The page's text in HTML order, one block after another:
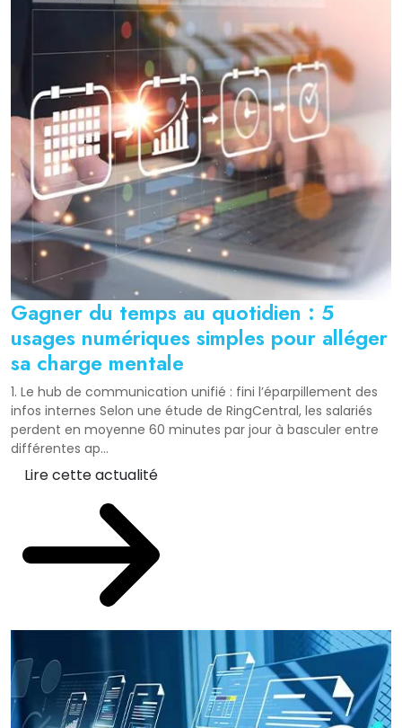
Gagner du temps au quotidien : 5
usages numériques simples pour alléger
sa charge mentale
1. Le hub de communication unifié : fini l’éparpillement des
infos internes Selon une étude de RingCentral, les salariés
perdent en moyenne 60 minutes par jour à basculer entre
différentes ap...
Lire cette actualité